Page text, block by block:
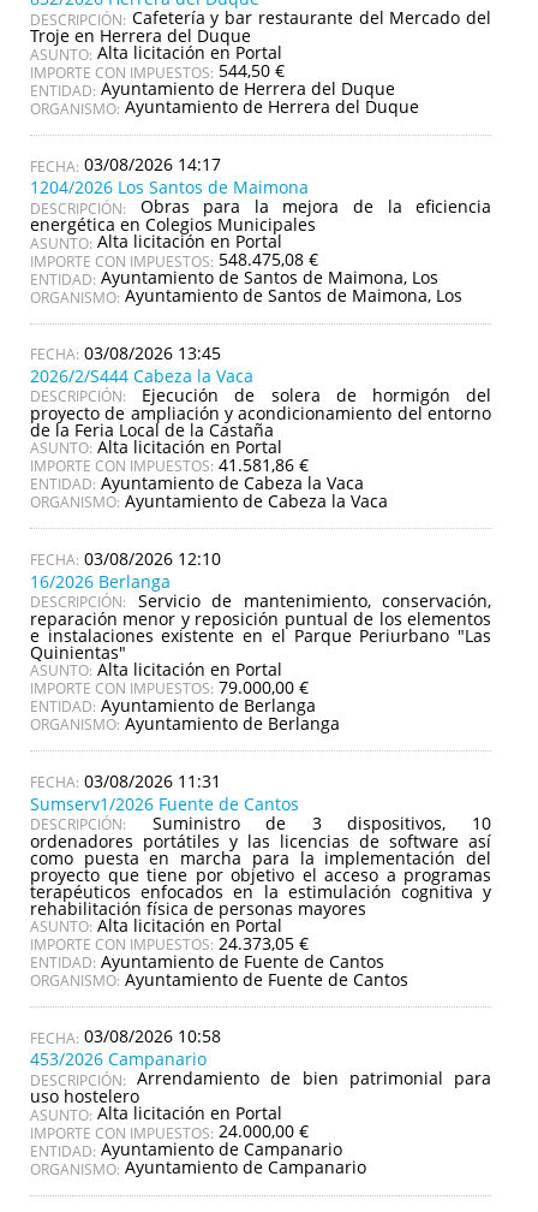
DESCRIPCIÓN: Cafetería y bar restaurante del Mercado del
Troje en Herrera del Duque
ASUNTO: Alta licitación en Portal
IMPORTE CON IMPUESTOS: 544,50 €
ENTIDAD: Ayuntamiento de Herrera del Duque
ORGANISMO: Ayuntamiento de Herrera del Duque
03/08/2026 14:17
1204/2026 Los Santos de Maimona
DESCRIPCIÓN: Obras para la mejora de la eficiencia
energética en Colegios Municipales
ASUNTO: Alta licitación en Portal
IMPORTE CON IMPUESTOS: 548.475,08 €
ENTIDAD: Ayuntamiento de Santos de Maimona, Los
ORGANISMO: Ayuntamiento de Santos de Maimona, Los
03/08/2026 13:45
2026/2/S444 Cabeza la Vaca
DESCRIPCIÓN: Ejecución de solera de hormigón del
proyecto de ampliación y acondicionamiento del entorno
de la Feria Local de la Castaña
ASUNTO: Alta licitación en Portal
IMPORTE CON IMPUESTOS: 41.581,86 €
ENTIDAD: Ayuntamiento de Cabeza la Vaca
ORGANISMO: Ayuntamiento de Cabeza la Vaca
03/08/2026 12:10
16/2026 Berlanga
DESCRIPCIÓN: Servicio de mantenimiento, conservación,
reparación menor y reposición puntual de los elementos
e instalaciones existente en el Parque Periurbano "Las
Quinientas"
ASUNTO: Alta licitación en Portal
IMPORTE CON IMPUESTOS: 79.000,00 €
ENTIDAD: Ayuntamiento de Berlanga
ORGANISMO: Ayuntamiento de Berlanga
03/08/2026 11:31
Sumserv1/2026 Fuente de Cantos
DESCRIPCIÓN: Suministro de 3 dispositivos, 10
ordenadores portátiles y las licencias de software así
como puesta en marcha para la implementación del
proyecto que tiene por objetivo el acceso a programas
terapéuticos enfocados en la estimulación cognitiva y
rehabilitación física de personas mayores
ASUNTO: Alta licitación en Portal
IMPORTE CON IMPUESTOS: 24.373,05 €
ENTIDAD: Ayuntamiento de Fuente de Cantos
ORGANISMO: Ayuntamiento de Fuente de Cantos
03/08/2026 10:58
453/2026 Campanario
DESCRIPCIÓN: Arrendamiento de bien patrimonial para
uso hostelero
ASUNTO: Alta licitación en Portal
IMPORTE CON IMPUESTOS: 24.000,00 €
ENTIDAD: Ayuntamiento de Campanario
ORGANISMO: Ayuntamiento de Campanario